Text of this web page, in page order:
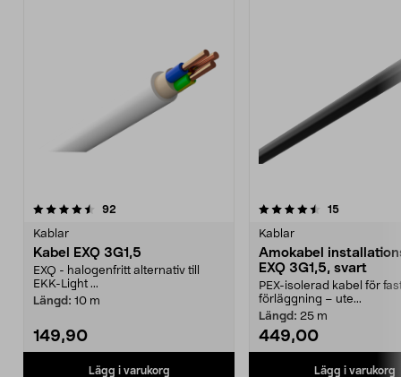
92
Kablar
Kabel EXQ 3G1,5
EXQ - halogenfritt alternativ till
EKK-Light ...
Längd: 10 m
149,90
Lägg i varukorg
4.5 av 5 stjärnor 15recensioner
Kablar
Amokabel
EXQ 3G1,5, svart
PEX-isolerad kabel för
förläggning – ute...
Längd: 25 m
449,00
Lägg i varukorg
4.5 av 5 stjärnor